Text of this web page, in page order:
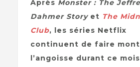
Après Monster : The
Dahmer Storyet The
Club, les séries Netflix
continuent de faire
l’angoisse durant ce mois